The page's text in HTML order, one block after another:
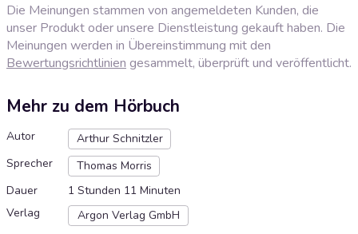
Die Meinungen stammen von angemeldeten Kunden, die
unser Produkt oder unsere Dienstleistung gekauft haben. Die
Meinungen werden in Übereinstimmung mit den
Bewertungsrichtlinien gesammelt, überprüft und veröffentlicht.
Mehr zu dem Hörbuch
Autor
Arthur Schnitzler
Sprecher
Thomas Morris
Dauer
1 Stunden 11 Minuten
Verlag
Argon Verlag GmbH